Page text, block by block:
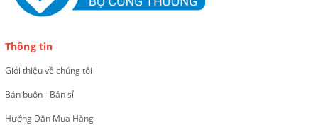
Thông tin
Giới thiệu về chúng tôi
Bán buôn - Bán sỉ
Hướng Dẫn Mua Hàng